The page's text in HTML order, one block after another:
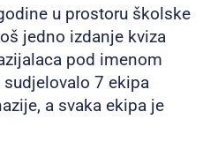
u prostoru školske
jedno izdanje kviza
pod imenom
sudjelovalo 7 ekipa
a svaka ekipa je